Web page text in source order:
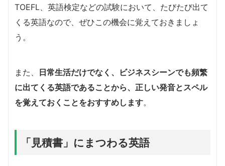
TOEFL、英語検定などの試験において、たびたび出て
くる英語なので、ぜひこの機会に覚えておきましょ
う。
また、
日常生活だけでなく、ビジネスシーンでも頻繁
に出てくる英語であることから、正しい発音とスペル
を覚えておくことをおすすめします。
「見積書」にまつわる英語